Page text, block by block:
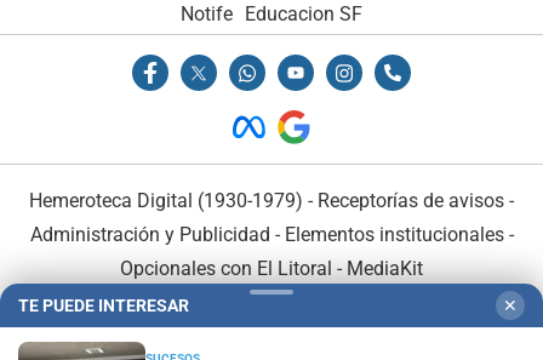
Notife Educacion SF
Hemeroteca Digital (1930-1979) - Receptorías de avisos -
Administración y Publicidad - Elementos institucionales-
Opcionales con El Litoral - MediaKit
TE PUEDE INTERESAR ✕